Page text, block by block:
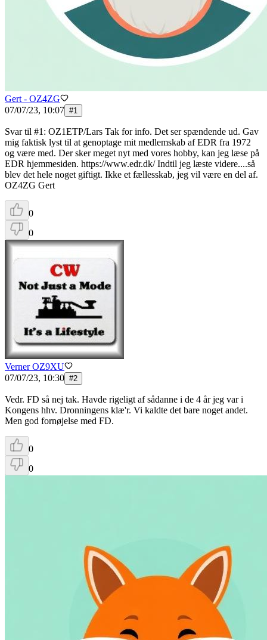
Gert - OZ4ZG
07/07/23, 10:07 #1
Svar til #1: OZ1ETP/Lars Tak for info. Det ser spændende ud. Gav
mig faktisk lyst til at genoptage mit medlemskab af EDR fra 1972
og være med. Der sker meget nyt med vores hobby, kan jeg læse på
EDR hjemmesiden. https://www.edr.dk/ Indtil jeg læste videre....så
blev det hele noget giftigt. Ikke et fællesskab, jeg vil være en del af.
OZ4ZG Gert
0
0
Verner OZ9XU
07/07/23, 10:30 #2
Vedr. FD så nej tak. Havde rigeligt af sådanne i de 4 år jeg var i
Kongens hhv. Dronningens klæ'r. Vi kaldte det bare noget andet.
Men god fornøjelse med FD.
0
0